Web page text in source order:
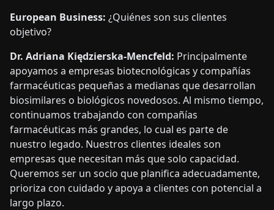
European Business: ¿Quiénes son sus clientes
objetivo?
Dr. Adriana Kiędzierska-Mencfeld: Principalmente
apoyamos a empresas biotecnológicas y compañías
farmacéuticas pequeñas a medianas que desarrollan
biosimilares o biológicos novedosos. Al mismo tiempo,
continuamos trabajando con compañías
farmacéuticas más grandes, lo cual es parte de
nuestro legado. Nuestros clientes ideales son
empresas que necesitan más que solo capacidad.
Queremos ser un socio que planifica adecuadamente,
prioriza con cuidado y apoya a clientes con potencial a
largo plazo.